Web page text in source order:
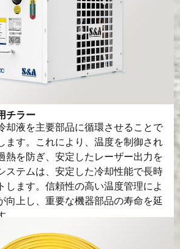
チラー
却液を主要部品に循環させることで
ます。これにより、温度を制御され
熱を防ぎ、安定したレーザー出力を
ステムは、安定した冷却性能で長時
します。信頼性の高い温度管理によ
向上し、重要な機器部品の寿命を延
.